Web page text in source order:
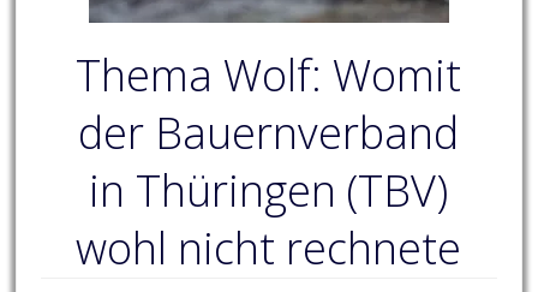
Thema Wolf: Womit
der Bauernverband
in Thüringen (TBV)
wohl nicht rechnete